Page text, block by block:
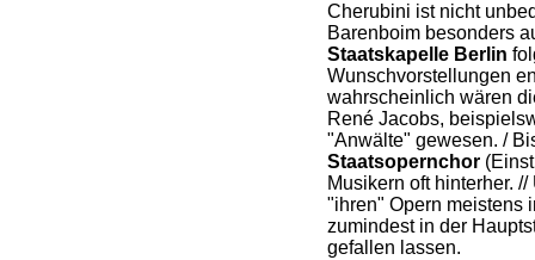
Cherubini ist nicht
Barenboim besonders
Staatskapelle Berlin
Wunschvorstellungen
wahrscheinlich wären
René Jacobs,
"Anwälte" gewesen. /
Staatsopernchor
Musikern oft hinterher.
"ihren" Opern meistens
zumindest in der
gefallen lassen.